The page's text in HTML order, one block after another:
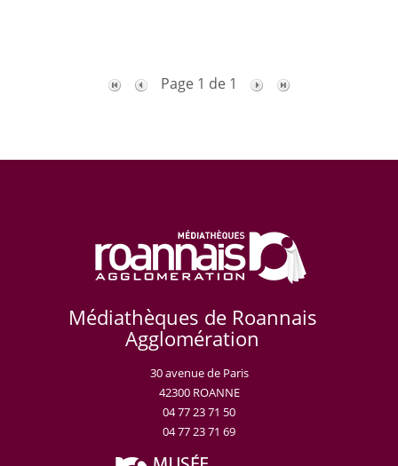
Page 1 de 1
Médiathèques de Roannais
Agglomération
30 avenue de Paris
42300 ROANNE
04 77 23 71 50
04 77 23 71 69